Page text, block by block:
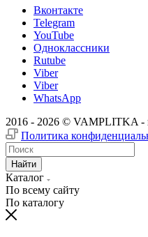
Вконтакте
Telegram
YouTube
Одноклассники
Rutube
Viber
Viber
WhatsApp
2016 - 2026 © VAMPLITKA -
Политика
Найти
Каталог
По всему сайту
По каталогу